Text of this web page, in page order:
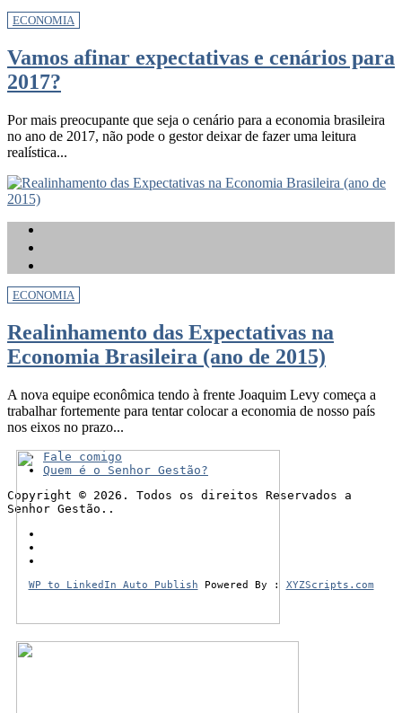
ECONOMIA
Vamos afinar expectativas e cenários para
2017?
Por mais preocupante que seja o cenário para a economia brasileira
no ano de 2017, não pode o gestor deixar de fazer uma leitura
realística...
ECONOMIA
Realinhamento das Expectativas na
Economia Brasileira (ano de 2015)
A nova equipe econômica tendo à frente Joaquim Levy começa a
trabalhar fortemente para tentar colocar a economia de nosso país
nos eixos no prazo...
Fale comigo
Quem é o Senhor Gestão?
Copyright © 2026. Todos os direitos Reservados a
Senhor Gestão..
WP to LinkedIn Auto Publish Powered By : XYZScripts.com